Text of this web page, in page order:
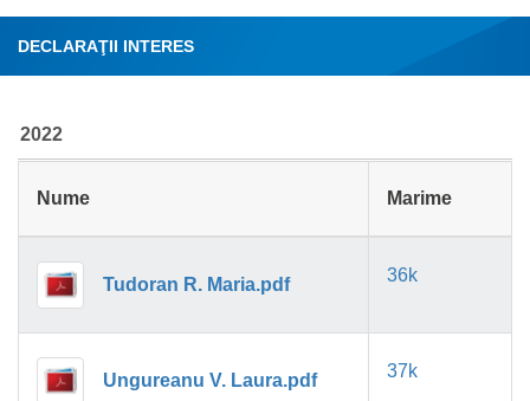
DECLARAŢII INTERES
2022
Nume Marime
Tudoran R. Maria.pdf 36k
Ungureanu V. Laura.pdf 37k